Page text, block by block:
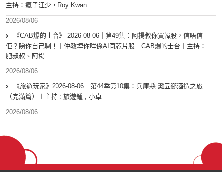
主持：瘋子江少，Roy Kwan
2026/08/06
《CAB爆的士台》 2026-08-06｜第49集：阿揚教你買韓股，信唔信
佢？睇你自己喇！｜仲教埋你咩係AI同芯片股｜CAB爆的士台｜主持：
肥叔叔、阿楊
2026/08/06
《旅遊玩家》2026-08-06︱第44季第10集：兵庫縣 灘五鄉酒造之旅
（完滿篇）︱主持 : 旅遊鍾 , 小卓
2026/08/06